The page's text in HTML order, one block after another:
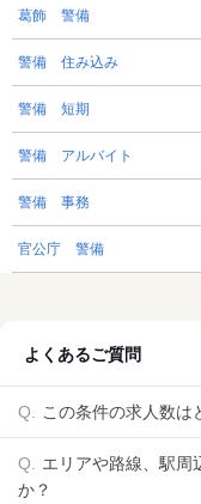
葛飾 警備
警備 住み込み
警備 短期
警備 アルバイト
警備 事務
官公庁 警備
よくあるご質問
この条件の求人数は
エリアや路線、駅周
か？